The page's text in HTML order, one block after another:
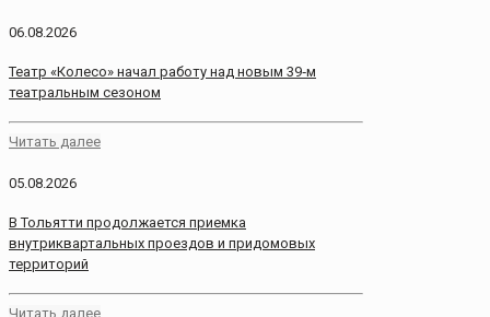
06.08.2026
Театр «Колесо» начал работу над новым 39‑м
театральным сезоном
Читать далее
05.08.2026
В Тольятти продолжается приемка
внутриквартальных проездов и придомовых
территорий
Читать далее